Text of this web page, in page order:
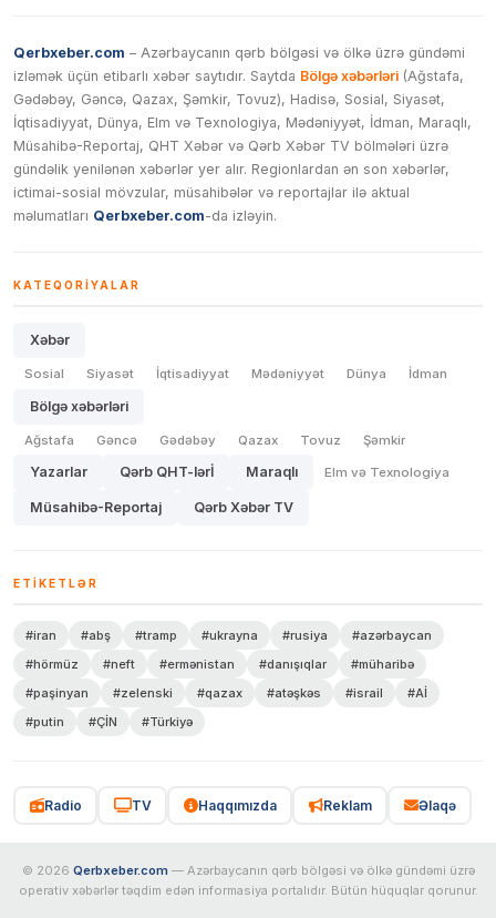
Qerbxeber.com – Azərbaycanın qərb bölgəsi və ölkə üzrə gündəmi
izləmək üçün etibarlı xəbər saytıdır. Saytda Bölgə xəbərləri (Ağstafa,
Gədəbəy, Gəncə, Qazax, Şəmkir, Tovuz), Hadisə, Sosial, Siyasət,
İqtisadiyyat, Dünya, Elm və Texnologiya, Mədəniyyət, İdman, Maraqlı,
Müsahibə-Reportaj, QHT Xəbər və Qərb Xəbər TV bölmələri üzrə
gündəlik yenilənən xəbərlər yer alır. Regionlardan ən son xəbərlər,
ictimai-sosial mövzular, müsahibələr və reportajlar ilə aktual
məlumatları Qerbxeber.com-da izləyin.
KATEQORIYALAR
Xəbər
Sosial Siyasət İqtisadiyyat Mədəniyyət Dünya İdman
Bölgə xəbərləri
Ağstafa Gəncə Gədəbəy Qazax Tovuz Şəmkir
Yazarlar Qərb QHT-lərİ Maraqlı Elm və Texnologiya
Müsahibə-Reportaj Qərb Xəbər TV
ETIKETLƏR
#iran #abş #tramp #ukrayna #rusiya
#azərbaycan
#hörmüz
#neft #ermənistan #danışıqlar
#müharibə
#paşinyan
#zelenski #qazax #atəşkəs #israil
#Aİ
#putin
#ÇİN #Türkiyə
Radio TV Haqqımızda Reklam Əlaqə
© 2026 Qerbxeber.com — Azərbaycanın qərb bölgəsi və ölkə gündəmi üzrə
operativ xəbərlər təqdim edən informasiya portalıdır. Bütün hüquqlar qorunur.